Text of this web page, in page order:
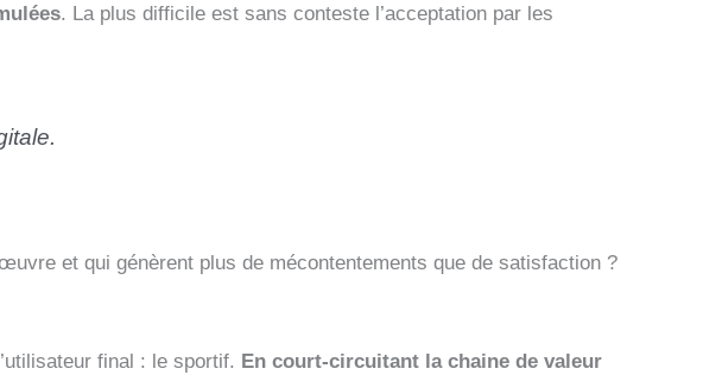
. La plus difficile est sans conteste l’acceptation par les
et qui génèrent plus de mécontentements que de satisfaction ?
final : le sportif. En court-circuitant la chaine de valeur